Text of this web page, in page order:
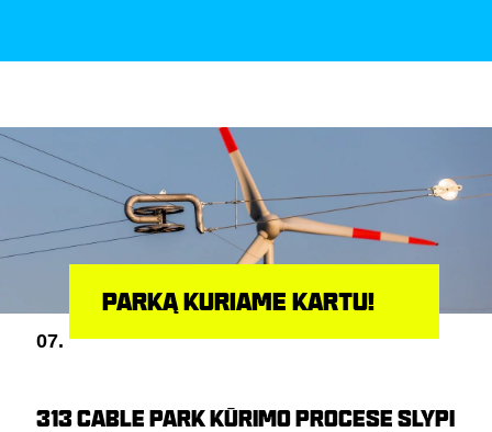
07.
PARKĄ KURIAME KARTU!
313 CABLE PARK KŪRIMO PROCESE SLYPI